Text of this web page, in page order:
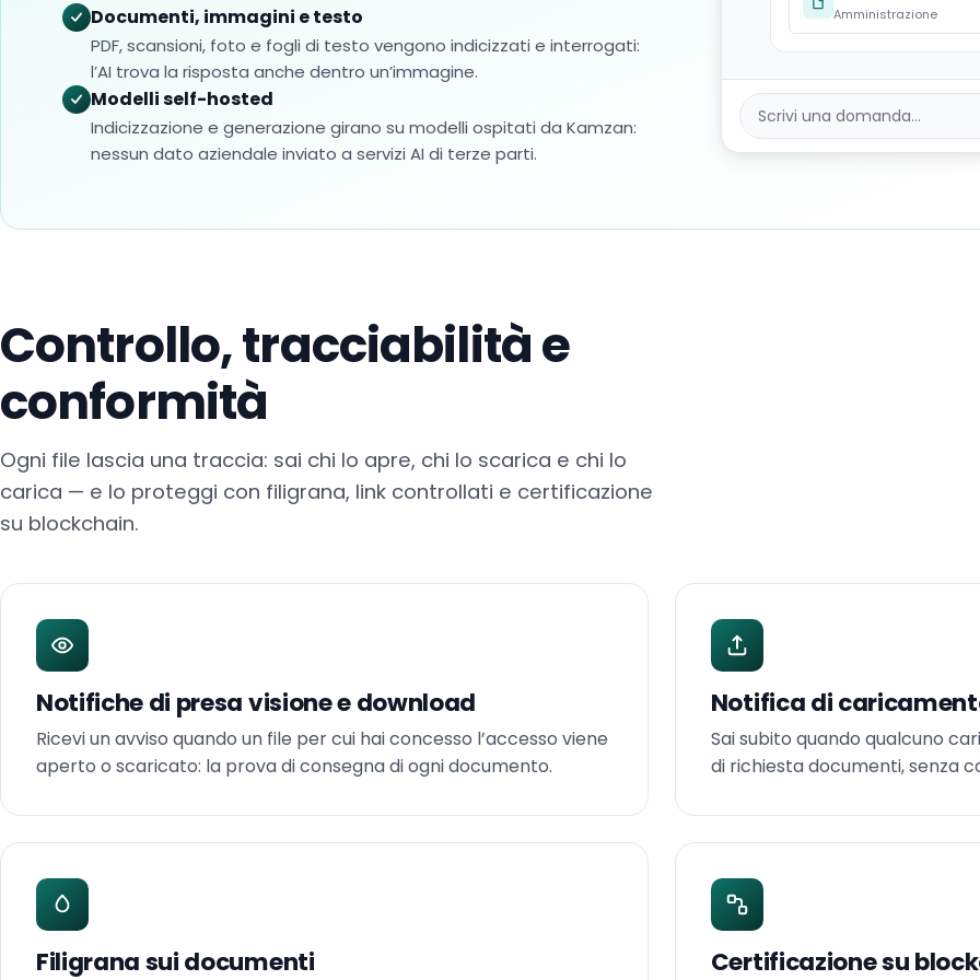
Documenti, immagini e testo
PDF, scansioni, foto e fogli di testo vengono indicizzati e interrogati:
l’AI trova la risposta anche dentro un’immagine.
Modelli self-hosted
Indicizzazione e generazione girano su modelli ospitati da Kamzan:
nessun dato aziendale inviato a servizi AI di terze parti.
Amministrazione
Scrivi una domanda…
Controllo, tracciabilità e
conformità
Ogni file lascia una traccia: sai chi lo apre, chi lo scarica e chi lo
carica — e lo proteggi con filigrana, link controllati e certificazione
su blockchain.
Notifiche di presa visione e download
Ricevi un avviso quando un file per cui hai concesso l’accesso viene
aperto o scaricato: la prova di consegna di ogni documento.
Notifica di
Sai subito quando qualcuno
di richiesta documenti, senza
Filigrana sui documenti Certificazione su